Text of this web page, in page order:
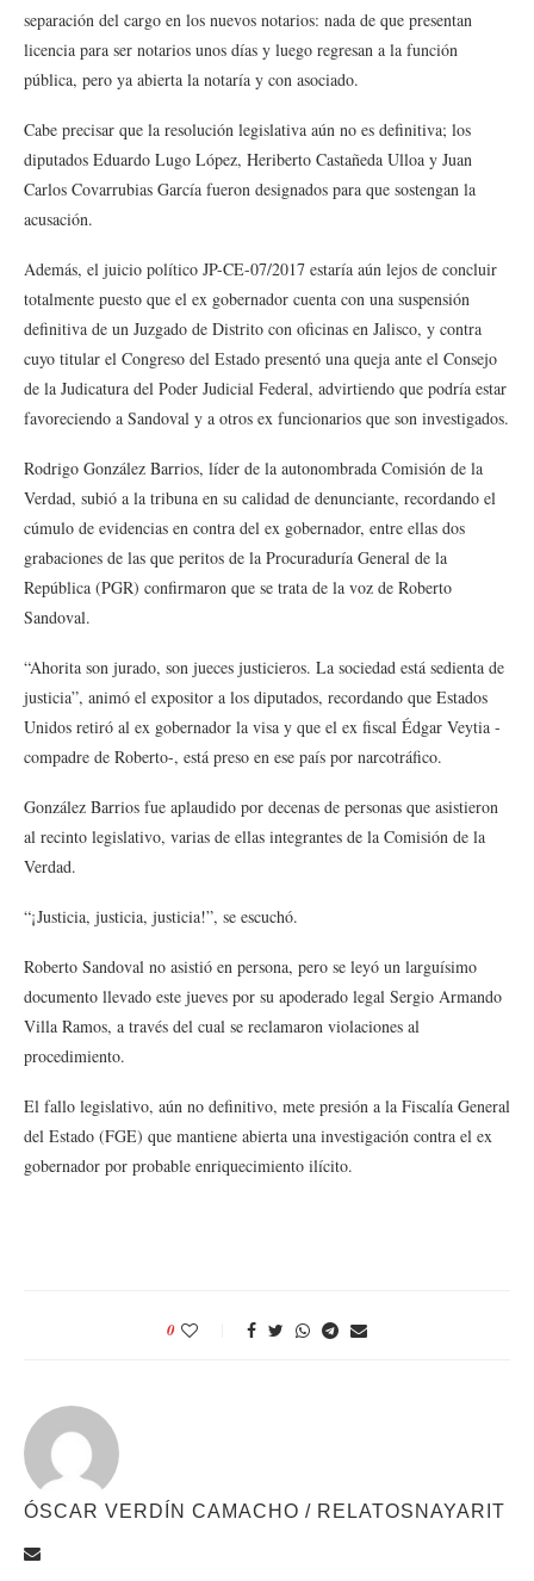
separación del cargo en los nuevos notarios: nada de que presentan
licencia para ser notarios unos días y luego regresan a la función
pública, pero ya abierta la notaría y con asociado.
Cabe precisar que la resolución legislativa aún no es definitiva; los
diputados Eduardo Lugo López, Heriberto Castañeda Ulloa y Juan
Carlos Covarrubias García fueron designados para que sostengan la
acusación.
Además, el juicio político JP-CE-07/2017 estaría aún lejos de concluir
totalmente puesto que el ex gobernador cuenta con una suspensión
definitiva de un Juzgado de Distrito con oficinas en Jalisco, y contra
cuyo titular el Congreso del Estado presentó una queja ante el Consejo
de la Judicatura del Poder Judicial Federal, advirtiendo que podría estar
favoreciendo a Sandoval y a otros ex funcionarios que son investigados.
Rodrigo González Barrios, líder de la autonombrada Comisión de la
Verdad, subió a la tribuna en su calidad de denunciante, recordando el
cúmulo de evidencias en contra del ex gobernador, entre ellas dos
grabaciones de las que peritos de la Procuraduría General de la
República (PGR) confirmaron que se trata de la voz de Roberto
Sandoval.
“Ahorita son jurado, son jueces justicieros. La sociedad está sedienta de
justicia”, animó el expositor a los diputados, recordando que Estados
Unidos retiró al ex gobernador la visa y que el ex fiscal Édgar Veytia -
compadre de Roberto-, está preso en ese país por narcotráfico.
González Barrios fue aplaudido por decenas de personas que asistieron
al recinto legislativo, varias de ellas integrantes de la Comisión de la
Verdad.
“¡Justicia, justicia, justicia!”, se escuchó.
Roberto Sandoval no asistió en persona, pero se leyó un larguísimo
documento llevado este jueves por su apoderado legal Sergio Armando
Villa Ramos, a través del cual se reclamaron violaciones al
procedimiento.
El fallo legislativo, aún no definitivo, mete presión a la Fiscalía General
del Estado (FGE) que mantiene abierta una investigación contra el ex
gobernador por probable enriquecimiento ilícito.
0
ÓSCAR VERDÍN CAMACHO / RELATOSNAYARIT